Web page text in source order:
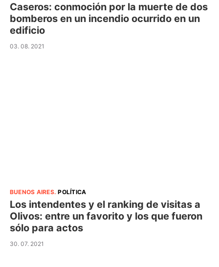
Caseros: conmoción por la muerte de dos
bomberos en un incendio ocurrido en un
edificio
03. 08. 2021
BUENOS AIRES.POLÍTICA
Los intendentes y el ranking de visitas a
Olivos: entre un favorito y los que fueron
sólo para actos
30. 07. 2021